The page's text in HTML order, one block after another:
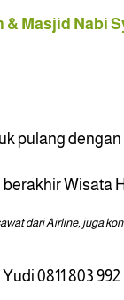
& Masjid Nabi
pulang
dari Airline, juga
0811 803 992